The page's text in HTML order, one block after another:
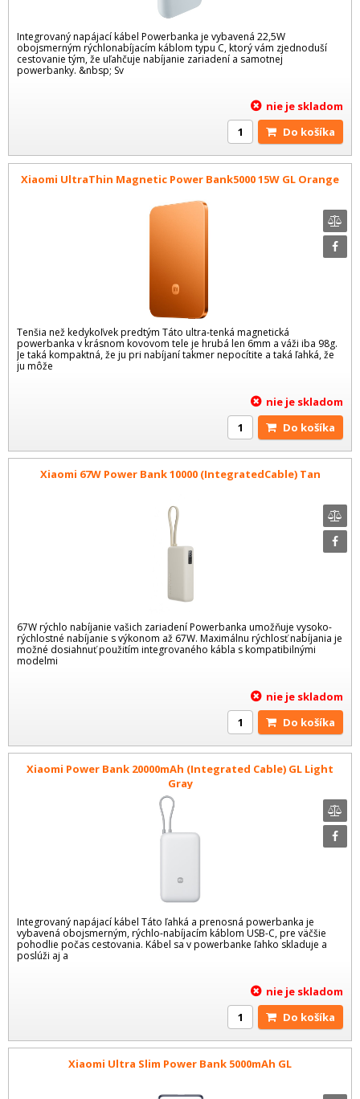
Integrovaný napájací kábel Powerbanka je vybavená 22,5W
obojsmerným rýchlonabíjacím káblom typu C, ktorý vám zjednoduší
cestovanie tým, že uľahčuje nabíjanie zariadení a samotnej
powerbanky. &nbsp; Sv
nie je skladom
Do košíka
Xiaomi UltraThin Magnetic Power Bank5000 15W GL Orange
Tenšia než kedykoľvek predtým Táto ultra-tenká magnetická
powerbanka v krásnom kovovom tele je hrubá len 6mm a váži iba 98g.
Je taká kompaktná, že ju pri nabíjaní takmer nepocítite a taká ľahká, že
ju môže
nie je skladom
Do košíka
Xiaomi 67W Power Bank 10000 (IntegratedCable) Tan
67W rýchlo nabíjanie vašich zariadení Powerbanka umožňuje vysoko-
rýchlostné nabíjanie s výkonom až 67W. Maximálnu rýchlosť nabíjania je
možné dosiahnuť použitím integrovaného kábla s kompatibilnými
modelmi
nie je skladom
Do košíka
Xiaomi Power Bank 20000mAh (Integrated Cable) GL Light
Gray
Integrovaný napájací kábel Táto ľahká a prenosná powerbanka je
vybavená obojsmerným, rýchlo-nabíjacím káblom USB-C, pre väčšie
pohodlie počas cestovania. Kábel sa v powerbanke ľahko skladuje a
poslúži aj a
nie je skladom
Do košíka
Xiaomi Ultra Slim Power Bank 5000mAh GL